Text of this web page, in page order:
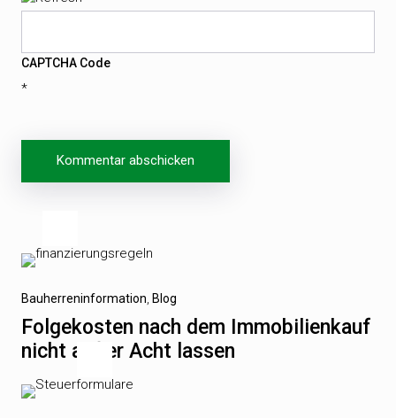
CAPTCHA Code
*
Beitragsnavigation
Vorheriger
Beitrag
Bauherreninformation Blog
Folgekosten nach dem Immobilienkauf
nicht außer Acht lassen